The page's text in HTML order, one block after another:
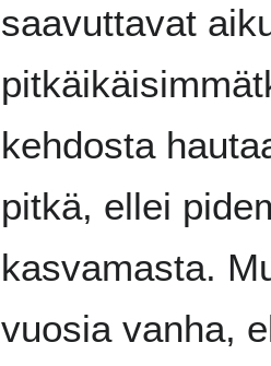
saavuttavat
kehdosta
pitkä, ellei
kasvamasta.
vuosia vanha,